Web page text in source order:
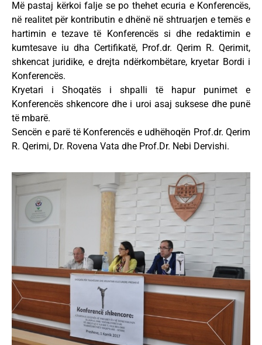
Më pastaj kërkoi falje se po thehet ecuria e Konferencës,
në realitet për kontributin e dhënë në shtruarjen e temës e
hartimin e tezave të Konferencës si dhe redaktimin e
kumtesave iu dha Certifikatë, Prof.dr. Qerim R. Qerimit,
shkencat juridike, e drejta ndërkombëtare, kryetar Bordi i
Konferencës.
Kryetari i Shoqatës i shpalli të hapur punimet e
Konferencës shkencore dhe i uroi asaj suksese dhe punë
të mbarë.
Sencën e parë të Konferencës e udhëhoqën Prof.dr. Qerim
R. Qerimi, Dr. Rovena Vata dhe Prof.Dr. Nebi Dervishi.